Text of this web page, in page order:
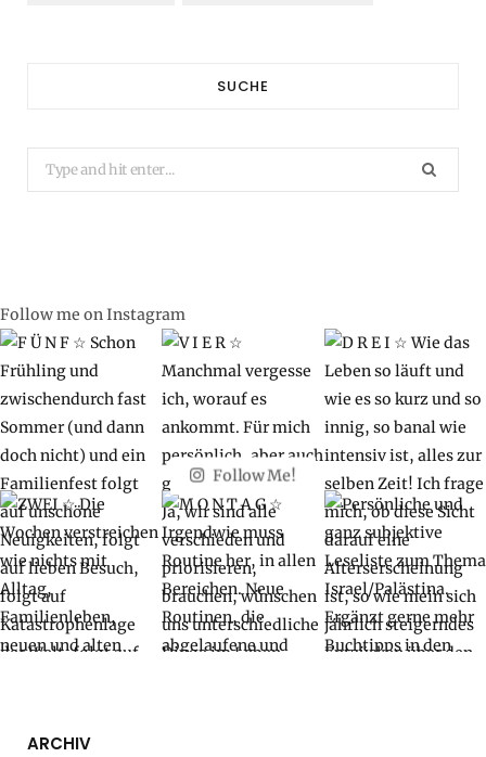
SUCHE
Search
for:
Follow me on Instagram
Follow Me!
ARCHIV